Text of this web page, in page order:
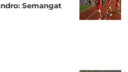
Semangat